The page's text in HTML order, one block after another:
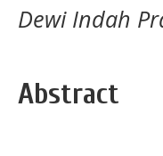
Dewi Indah
Abstract